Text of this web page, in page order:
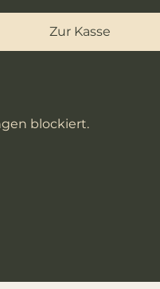
Zur Kasse
blockiert.